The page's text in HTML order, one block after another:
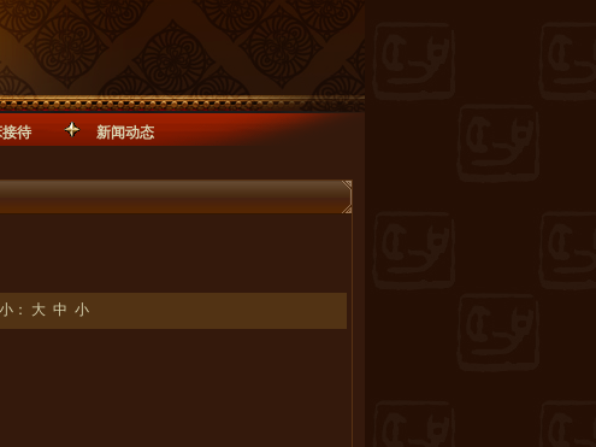
待 新闻动态
： 大 中 小